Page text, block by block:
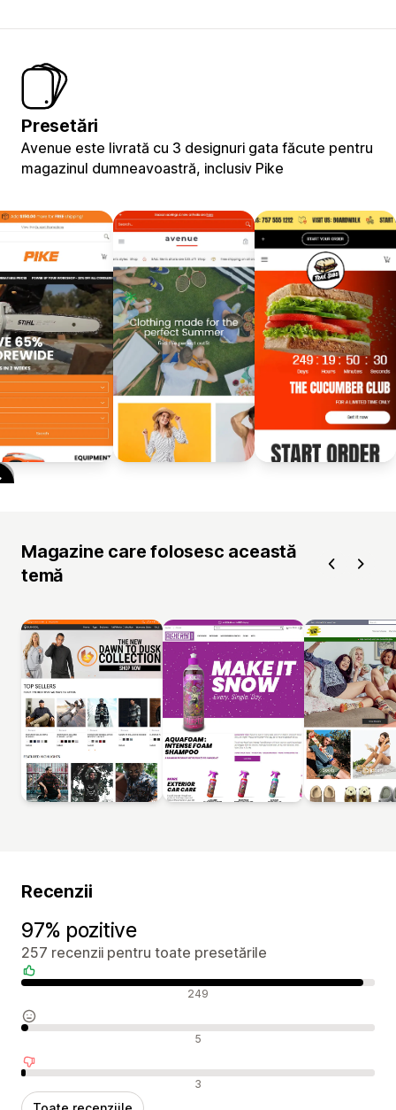
Presetări
Avenue este livrată cu 3 designuri gata făcute pentru
magazinul dumneavoastră, inclusiv Pike
Magazine care folosesc această
temă
Recenzii
97% pozitive
257 recenzii pentru toate presetările
Recenzii pozitive 249
Recenzii neutre 5
Recenzii negative 3